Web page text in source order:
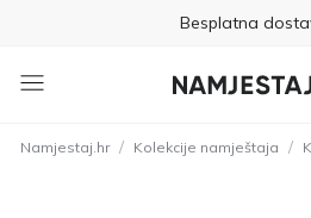
Besplatna
Nije potrebno plaćanje
01 8000 383
Namjestaj.hr / Kolekcije namještaja /